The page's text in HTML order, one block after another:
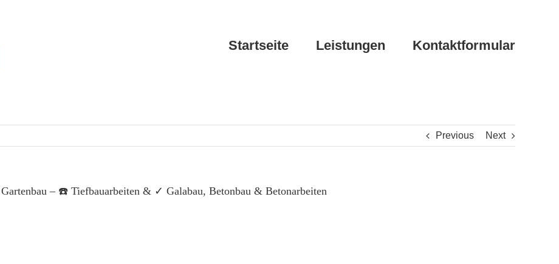
Startseite Leistungen Kontaktformular
Previous Next
– ☎️ Tiefbauarbeiten & ✓ Galabau, Betonbau & Betonarbeiten